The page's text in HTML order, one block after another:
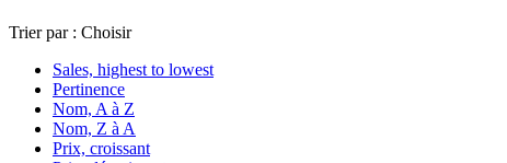
Trier par : Choisir
Sales, highest to lowest
Pertinence
Nom, A à Z
Nom, Z à A
Prix, croissant